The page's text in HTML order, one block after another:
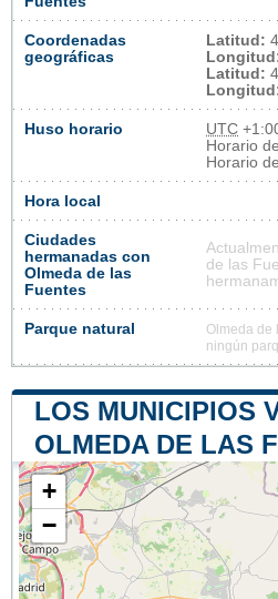
Coordenadas
geográficas
Latitud:
Latitud:
Huso horario UTC
Horario
Horario
Hora local
Ciudades
hermanadas con
Olmeda de las
Fuentes
de las
Parque natural
Olmeda de
ningún
LOS MUNICIPIOS
OLMEDA DE LAS
+
−